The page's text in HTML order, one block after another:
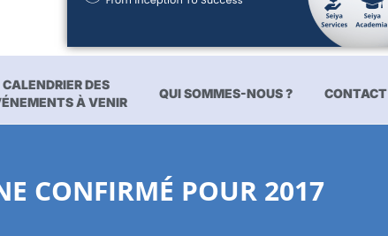
CALENDRIER DES
À VENIR
QUI SOMMES-NOUS ? CONTACT
CONFIRMÉ POUR 2017